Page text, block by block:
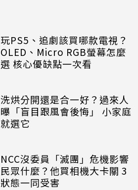
玩PS5、追劇該買哪款電視？
OLED、Micro RGB螢幕怎麼
選 核心優缺點一次看
洗烘分開還是合一好？過來人
曝「盲目跟風會後悔」 小家庭
就選它
NCC沒委員「滅團」危機影響
民眾什麼？他買相機大卡關 3
狀態一同受害